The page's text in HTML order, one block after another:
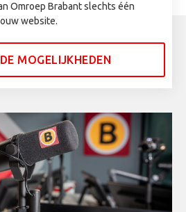
Omroep Brabant slechts één
website.
MOGELIJKHEDEN